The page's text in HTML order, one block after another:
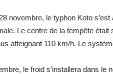
novembre, le typhon Koto
Le centre de la tempête était
atteignant 110 km/h. Le
le froid s’installera dans